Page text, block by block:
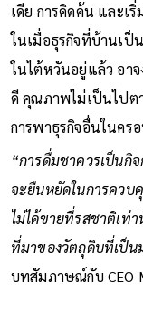
เดีย การคิดค้น และเ
ในเมื่อธุรกิจที่บ้านเป็
ในไต้หวันอยู่แล้ว อา
ดี คุณภาพไม่เป็นไปต
การพาธุรกิจอื่นในคร
“การดื่มชาควรเป็นกิ
จะยืนหยัดในการควบ
ไม่ได้ขายที่รสชาติเ
ที่มาของวัตถุดิบที่เป็
บทสัมภาษณ์กับ CEO